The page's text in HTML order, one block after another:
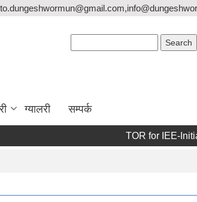
ग्यालरी सम्पर्क
TOR for IEE-Initial